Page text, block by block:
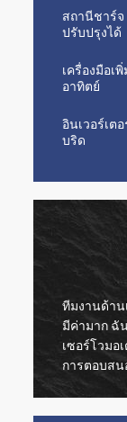
สถานีชาร์จ
ปรับปรุงได้
เครื่องมือเ
อาทิตย์
อินเวอร์เต
บริด
ทีมงานด้า
มีค่ามาก ฉั
เซอร์โวมอ
การตอบสน
ติดตั้งเป็นไ